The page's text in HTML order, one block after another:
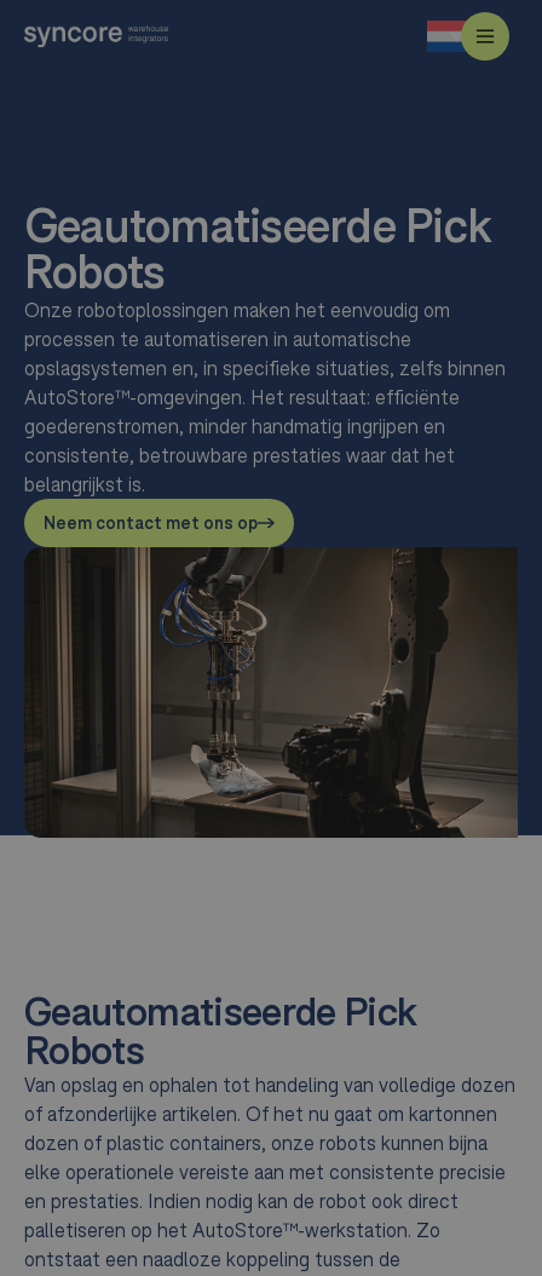
Geautomatiseerde Pick
Robots
Onze robotoplossingen maken het eenvoudig om
processen te automatiseren in automatische
opslagsystemen en, in specifieke situaties, zelfs binnen
AutoStore™-omgevingen. Het resultaat: efficiënte
goederenstromen, minder handmatig ingrijpen en
consistente, betrouwbare prestaties waar dat het
belangrijkst is.
Neem contact met ons op
Geautomatiseerde Pick
Robots
Van opslag en ophalen tot handeling van volledige dozen
of afzonderlijke artikelen. Of het nu gaat om kartonnen
dozen of plastic containers, onze robots kunnen bijna
elke operationele vereiste aan met consistente precisie
en prestaties. Indien nodig kan de robot ook direct
palletiseren op het AutoStore™-werkstation. Zo
ontstaat een naadloze koppeling tussen de